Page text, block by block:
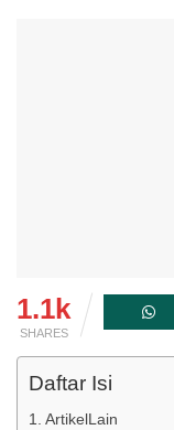
1.1k
SHARES
Daftar Isi
ArtikelLain